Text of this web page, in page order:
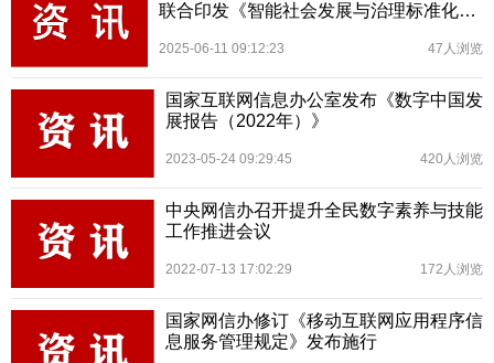
联合印发《智能社会发展与治理标准化指
2025-06-11 09:12:23 47人浏览
国家互联网信息办公室发布《数字中国发
展报告（2022年）》
2023-05-24 09:29:45 420人浏览
中央网信办召开提升全民数字素养与技能
工作推进会议
2022-07-13 17:02:29 172人浏览
国家网信办修订《移动互联网应用程序信
息服务管理规定》发布施行